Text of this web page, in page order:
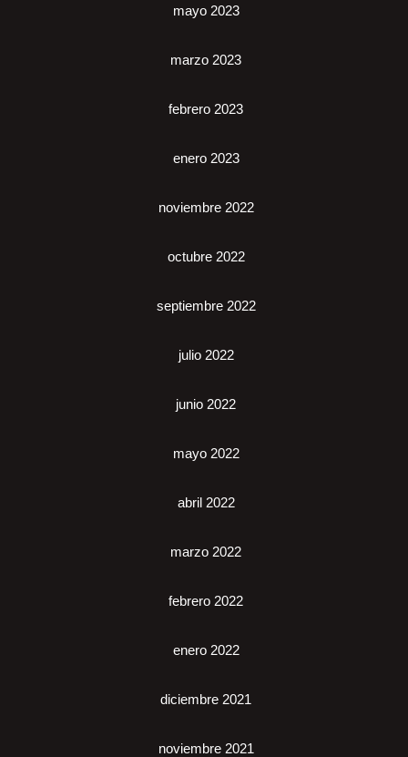
mayo 2023
marzo 2023
febrero 2023
enero 2023
noviembre 2022
octubre 2022
septiembre 2022
julio 2022
junio 2022
mayo 2022
abril 2022
marzo 2022
febrero 2022
enero 2022
diciembre 2021
noviembre 2021